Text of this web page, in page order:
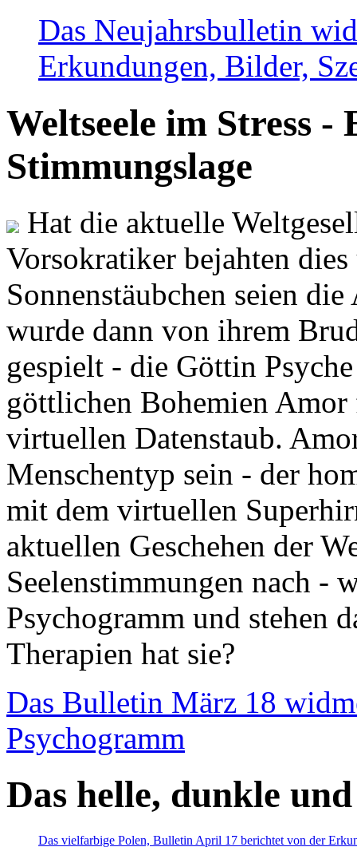
Das Neujahrsbulletin
Erkundungen, Bilder,
Weltseele im Stress -
Stimmungslage
Hat die aktuelle
Vorsokratiker bejahten
Sonnenstäubchen seien
wurde dann von ihrem
gespielt - die Göttin
göttlichen Bohemien
virtuellen Datenstaub.
Menschentyp sein - der
mit dem virtuellen
aktuellen Geschehen der
Seelenstimmungen nach -
Psychogramm und stehen
Therapien hat sie?
Das Bulletin März 18
Psychogramm
Das helle, dunkle
Das vielfarbige Polen, Bulletin April 17 berichtet von der